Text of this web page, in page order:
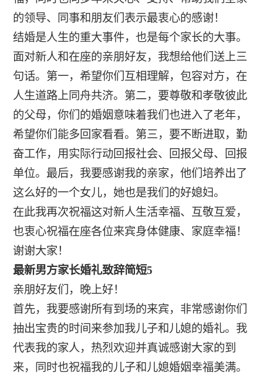
的领导、同事和朋友们表示最衷心的感谢！
结婚是人生的重大事件，也是每个家长的大事。
面对新人和在座的亲朋好友，我想给他们送上三
句话。第一，希望你们互相理解，包容对方，在
人生道路上同舟共济。第二，要尊敬和孝敬彼此
的父母，你们的婚姻意味着我们也进入了老年，
希望你们能多回家看看。第三，要不断进取，勤
奋工作，用实际行动回报社会、回报父母、回报
单位。最后，我要感谢我的亲家，他们培养出了
这么好的一个女儿，她也是我们的好媳妇。
在此我再次祝福这对新人生活幸福、互敬互爱，
也衷心祝福在座各位来宾身体健康、家庭幸福！
谢谢大家！
最新男方家长婚礼致辞简短5
亲朋好友们，晚上好！
首先，我要感谢所有到场的来宾，非常感谢你们
抽出宝贵的时间来参加我儿子和儿媳的婚礼。我
代表我的家人，热烈欢迎并真诚感谢大家的到
来，同时也祝福我的儿子和儿媳婚姻幸福美满。